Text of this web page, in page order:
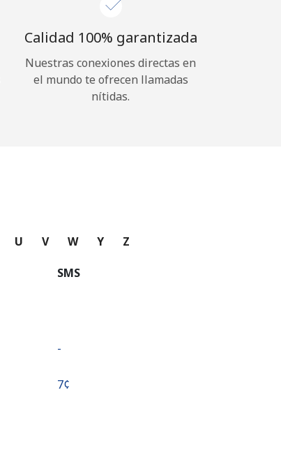
Calidad 100% garantizada
Nuestras conexiones directas en
el mundo te ofrecen llamadas
nítidas.
U V W Y Z
SMS
-
⁦7¢⁩